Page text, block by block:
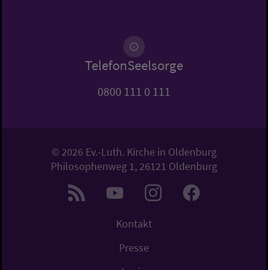
TelefonSeelsorge
0800 111 0 111
© 2026 Ev.-Luth. Kirche in Oldenburg
Philosophenweg 1, 26121 Oldenburg
Kontakt
Presse